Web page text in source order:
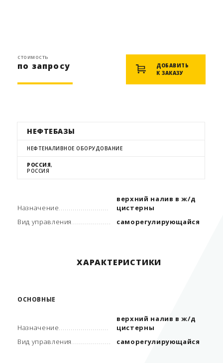
стоимость
по запросу
ДОБАВИТЬ
К ЗАКАЗУ
НЕФТЕБАЗЫ
НЕФТЕНАЛИВНОЕ ОБОРУДОВАНИЕ
РОССИЯ,
РОССИЯ
Назначение
верхний налив в ж/д
цистерны
Вид управления
саморегулирующайся
ХАРАКТЕРИСТИКИ
ОСНОВНЫЕ
Назначение
верхний налив в ж/д
цистерны
Вид управления
саморегулирующайся